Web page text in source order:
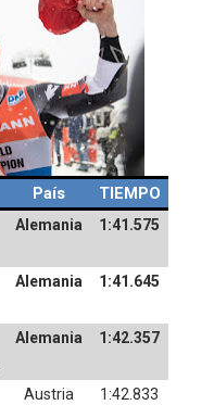
País TIEMPO
Alemania 1:41.575
Alemania 1:41.645
Alemania 1:42.357
Austria 1:42.833